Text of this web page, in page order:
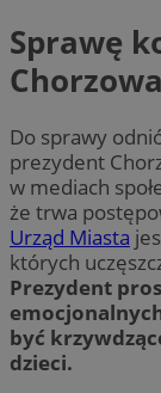
Sprawę
Chorzowa
Do sprawy
prezydent
w mediach
że trwa
Urząd Miasta
których
Prezydent
być
dzieci.